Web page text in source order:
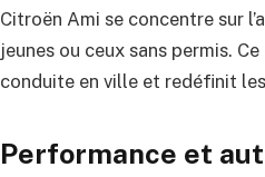
Citroën Ami se concentre sur
jeunes ou ceux sans permis.
conduite en ville et redéfinit
Performance et